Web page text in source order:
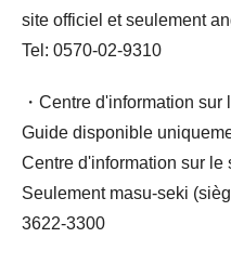
site officiel et seulement
Tel: 0570-02-9310
・Centre d'information sur
Guide disponible
Centre d'information sur le
Seulement masu-seki
3622-3300